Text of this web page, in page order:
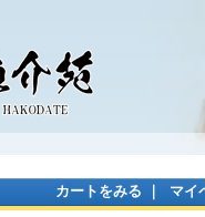
カートをみる マイ